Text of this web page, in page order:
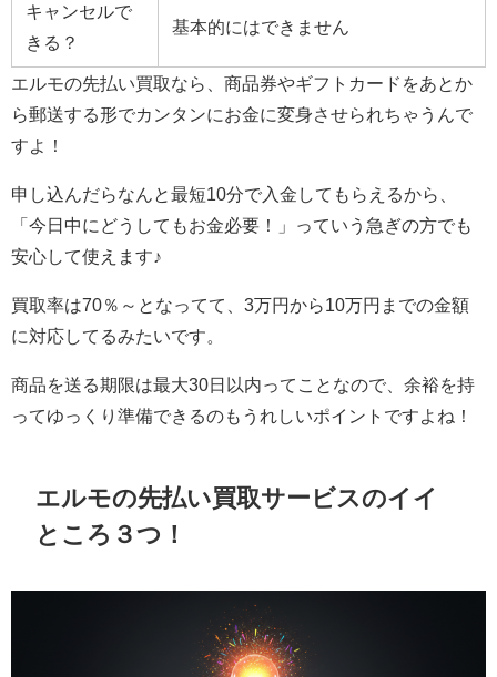
キャンセルで
きる？
基本的にはできません
エルモの先払い買取なら、商品券やギフトカードをあとか
ら郵送する形でカンタンにお金に変身させられちゃうんで
すよ！
申し込んだらなんと最短10分で入金してもらえるから、
「今日中にどうしてもお金必要！」っていう急ぎの方でも
安心して使えます♪
買取率は70％～となってて、3万円から10万円までの金額
に対応してるみたいです。
商品を送る期限は最大30日以内ってことなので、余裕を持
ってゆっくり準備できるのもうれしいポイントですよね！
エルモの先払い買取サービスのイイ
ところ３つ！